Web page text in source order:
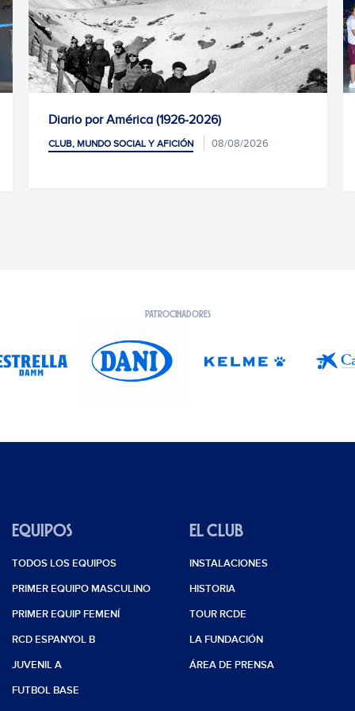
Diario por América (1926-2026)
CLUB, MUNDO SOCIAL Y AFICIÓN 08/08/2026
PATROCINADORES
EQUIPOS
TODOS LOS EQUIPOS
PRIMER EQUIPO MASCULINO
PRIMER EQUIP FEMENÍ
RCD ESPANYOL B
JUVENIL A
FUTBOL BASE
EL CLUB
INSTALACIONES
HISTORIA
TOUR RCDE
LA FUNDACIÓN
ÁREA DE PRENSA